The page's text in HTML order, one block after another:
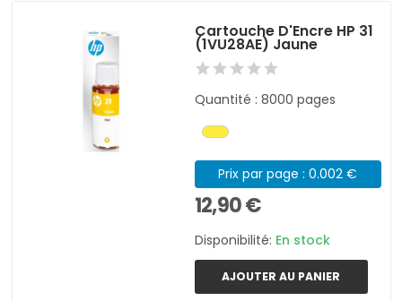
Cartouche D'Encre HP 31
(1VU28AE) Jaune
Quantité : 8000 pages
Prix par page : 0.002 €
12,90 €
Disponibilité: En stock
AJOUTER AU PANIER